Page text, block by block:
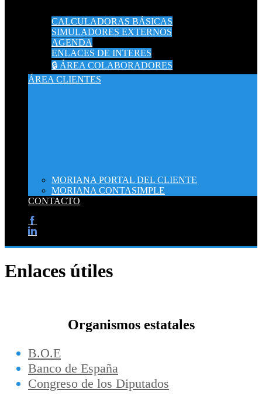
CALCULADORAS BÁSICAS
SIMULADORES EXTERNOS
AGENDA
ENLACES DE INTERES
🔒 ÁREA COLABORADORES
ÁREA CLIENTES
MORIANA PORTAL DEL CLIENTE
MORIANA CONTASIMPLE
CONTACTO
Enlaces útiles
Organismos estatales
B.O.E
Banco de España
Congreso de los Diputados